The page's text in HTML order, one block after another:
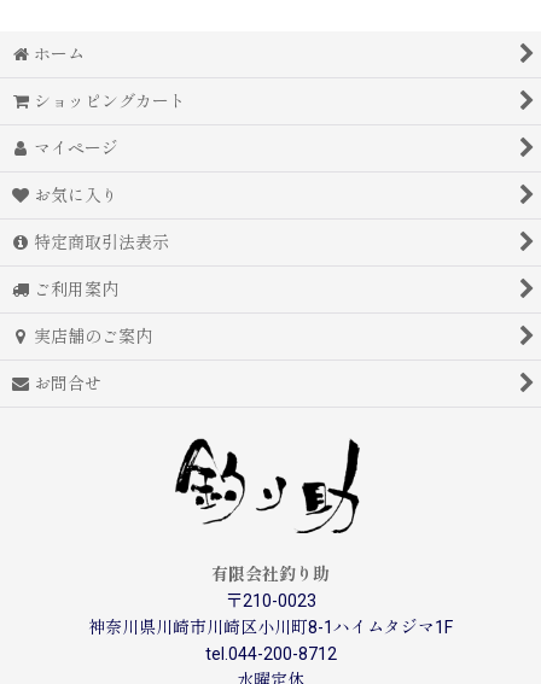
ホーム
ショッピングカート
マイページ
お気に入り
特定商取引法表示
ご利用案内
実店舗のご案内
お問合せ
有限会社釣り助
〒210-0023
神奈川県川崎市川崎区小川町8-1ハイムタジマ1F
tel.044-200-8712